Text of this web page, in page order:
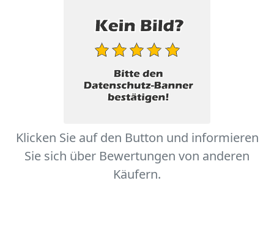
Klicken Sie auf den Button und informieren
Sie sich über Bewertungen von anderen
Käufern.